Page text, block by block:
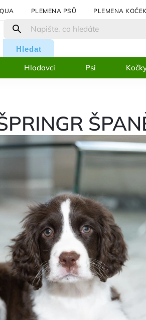
PLEMENA PSŮ PLEMENA KOČEK
Hledat
Hlodavci Psi